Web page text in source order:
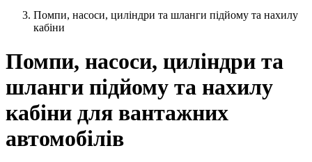
Помпи, насоси, циліндри та шланги підйому та нахилу
кабіни
Помпи, насоси, циліндри та
шланги підйому та нахилу
кабіни для вантажних
автомобілів